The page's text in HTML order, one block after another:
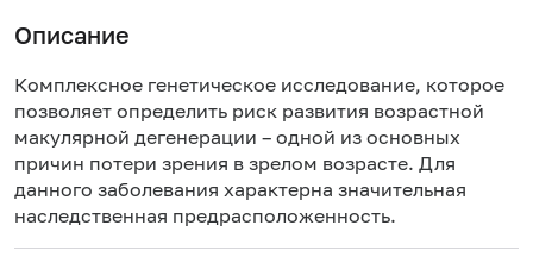
Описание
Комплексное генетическое исследование, которое
позволяет определить риск развития возрастной
макулярной дегенерации – одной из основных
причин потери зрения в зрелом возрасте. Для
данного заболевания характерна значительная
наследственная предрасположенность.